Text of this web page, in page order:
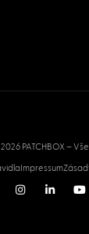
PATCHBOX –
Impressum